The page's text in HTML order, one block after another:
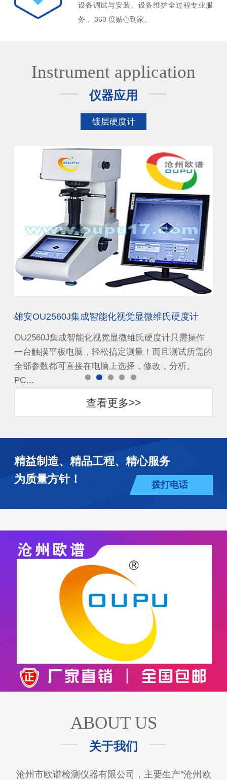
设备调试与安装、设备维护全过程专业服
务， 360 度贴心到家。
Instrument application
仪器应用
镀层硬度计
雄安OU2560J集成智能化视觉显微维氏硬度计
OU2560J集成智能化视觉显微维氏硬度计只需操作
一台触摸平板电脑，轻松搞定测量！而且测试所需的
全部参数都可直接在电脑上选择，修改，分析。
PC…
查看更多>>
精益制造、精品工程、精心服务
为质量方针！
拨打电话
ABOUT US
关于我们
沧州市欧谱检测仪器有限公司，主要生产"沧州欧